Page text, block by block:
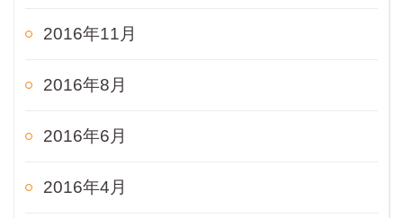
2016年11月
2016年8月
2016年6月
2016年4月